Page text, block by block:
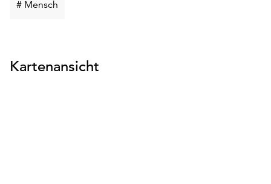
# Mensch
Kartenansicht